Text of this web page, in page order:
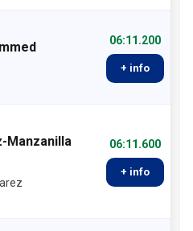
06:11.200
+ info
Manzanilla
06:11.600
+ info